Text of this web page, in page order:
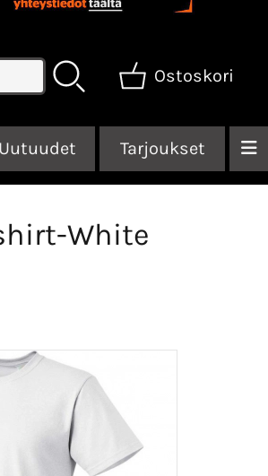
Ostoskori
Uutuudet Tarjoukset
White